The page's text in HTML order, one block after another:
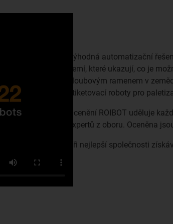
Výhodná automatizační
zemí, které ukazují, co je
kloubovým ramenem v
etiketovací roboty pro
Ocenění ROIBOT uděluje
expertů z oboru. Oceněna
Tři nejlepší společnosti